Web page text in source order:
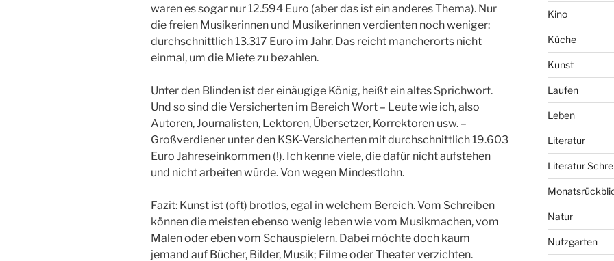
waren es sogar nur 12.594 Euro (aber das ist ein anderes Thema). Nur
die freien Musikerinnen und Musikerinnen verdienten noch weniger:
durchschnittlich 13.317 Euro im Jahr. Das reicht mancherorts nicht
einmal, um die Miete zu bezahlen.
Unter den Blinden ist der einäugige König, heißt ein altes Sprichwort.
Und so sind die Versicherten im Bereich Wort – Leute wie ich, also
Autoren, Journalisten, Lektoren, Übersetzer, Korrektoren usw. –
Großverdiener unter den KSK-Versicherten mit durchschnittlich 19.603
Euro Jahreseinkommen (!). Ich kenne viele, die dafür nicht aufstehen
und nicht arbeiten würde. Von wegen Mindestlohn.
Fazit: Kunst ist (oft) brotlos, egal in welchem Bereich. Vom Schreiben
können die meisten ebenso wenig leben wie vom Musikmachen, vom
Malen oder eben vom Schauspielern. Dabei möchte doch kaum
jemand auf Bücher, Bilder, Musik; Filme oder Theater verzichten.
Kino
Küche
Kunst
Laufen
Leben
Literatur
Literatur
Natur
Nutzgarten